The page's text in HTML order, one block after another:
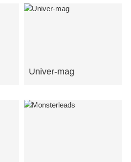
Univer-mag